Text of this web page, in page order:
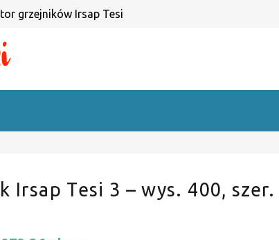
grzejników Irsap Tesi
Irsap Tesi 3 – wys. 400, szer.